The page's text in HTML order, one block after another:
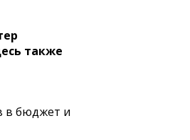
также
в бюджет и